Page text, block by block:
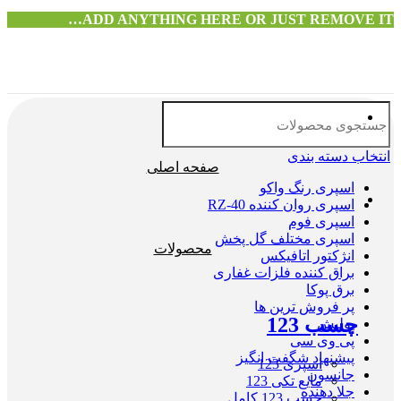
ADD ANYTHING HERE OR JUST REMOVE IT…
انتخاب دسته بندی
اسپری رنگ واکو
اسپری روان کننده RZ-40
اسپری فوم
اسپری مختلف گل پخش
انژکتور اتافیکس
براق کننده فلزات غفاری
برق پوکا
پر فروش ترین ها
پولیش
پی وی سی
پیشنهاد شگفت انگیز
جانسون
جلا دهنده
صفحه اصلی
محصولات
چسب 123
اسپری 123
مایع تکی 123
چسب 123 کامل